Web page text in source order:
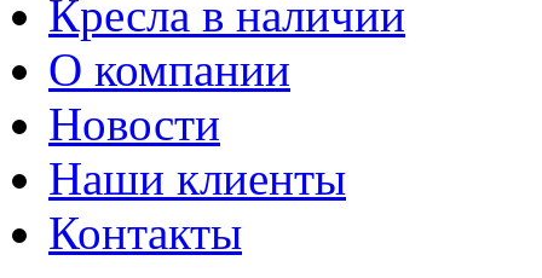
Кресла в наличии
О компании
Новости
Наши клиенты
Контакты